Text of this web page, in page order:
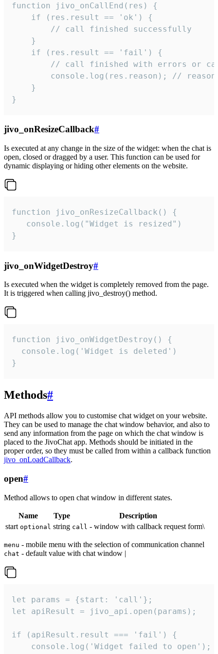
function jivo_onCallEnd(res) {
    if (res.result == 'ok') {
        // call finished successfully
    }
    if (res.result == 'fail') {
// call finished with errors or
console.log(res.reason); //
    }
}
jivo_onResizeCallback#
Is executed at any change in the size of the widget: when the chat is
open, closed or dragged by a user. This function can be used for
dynamic displaying or hiding other elements on the website.
function jivo_onResizeCallback() {
   console.log("Widget is resized")
}
jivo_onWidgetDestroy#
Is executed when the widget is completely removed from the page.
It is triggered when calling jivo_destroy() method.
function jivo_onWidgetDestroy() {
  console.log('Widget is deleted')
}
Methods#
API methods allow you to customise chat widget on your website.
They can be used to manage the chat window behavior, and also to
send any information from the page on which the chat window is
placed to the JivoChat app. Methods should be initiated in the
proper order, so they must be called from within a callback function
jivo_onLoadCallback.
open#
Method allows to open chat window in different states.
Name Type
Description
start optional string call - window with callback request form\
menu - mobile menu with the selection of communication channel
chat - default value with chat window |
let params = {start: 'call'};
let apiResult = jivo_api.open(params);
if (apiResult.result === 'fail') {
    console.log('Widget failed to open');